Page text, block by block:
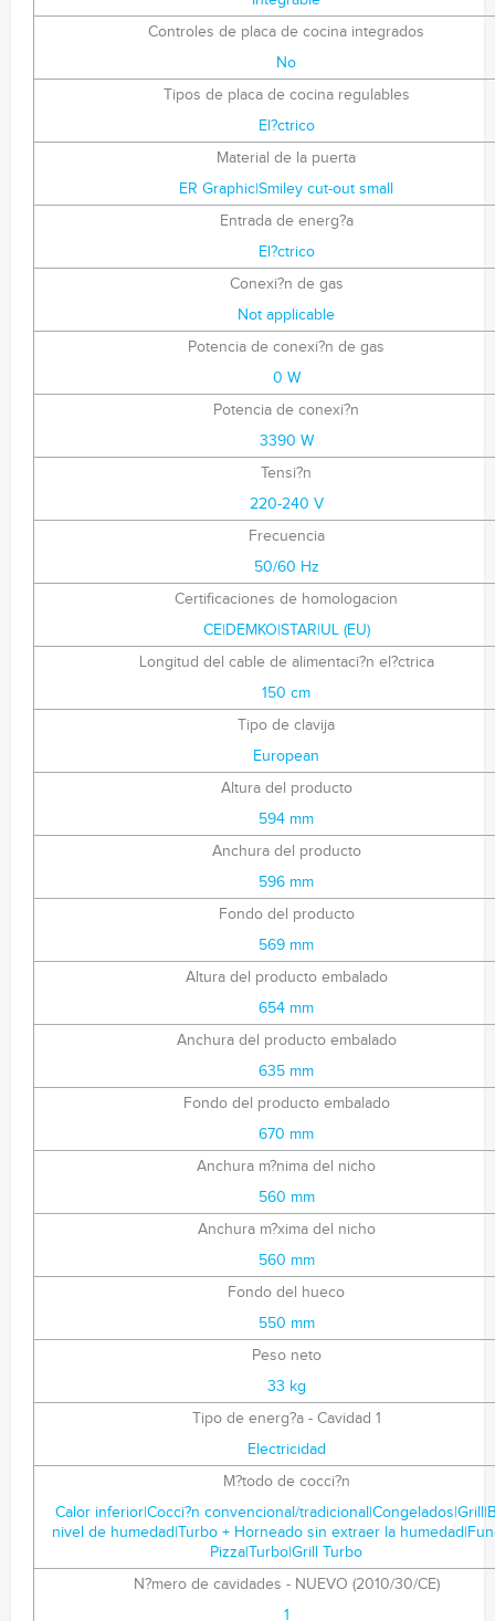
Controles de placa de cocina integrados
No
Tipos de placa de cocina regulables
El?ctrico
Material de la puerta
ER Graphic|Smiley cut-out small
Entrada de energ?a
El?ctrico
Conexi?n de gas
Not applicable
Potencia de conexi?n de gas
0 W
Potencia de conexi?n
3390 W
Tensi?n
220-240 V
Frecuencia
50/60 Hz
Certificaciones de homologacion
CE|DEMKO|STAR|UL (EU)
Longitud del cable de alimentaci?n el?ctrica
150 cm
Tipo de clavija
European
Altura del producto
594 mm
Anchura del producto
596 mm
Fondo del producto
569 mm
Altura del producto embalado
654 mm
Anchura del producto embalado
635 mm
Fondo del producto embalado
670 mm
Anchura m?nima del nicho
560 mm
Anchura m?xima del nicho
560 mm
Fondo del hueco
550 mm
Peso neto
33 kg
Tipo de energ?a - Cavidad 1
Electricidad
M?todo de cocci?n
Calor inferior|Cocci?n convencional/
nivel de humedad|Turbo + Horneado sin extraer la
Pizza|Turbo|Grill Turbo
N?mero de cavidades - NUEVO (2010/30/CE)
1